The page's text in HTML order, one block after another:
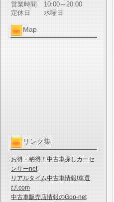
営業時間
10:00～20:00
定休日
水曜日
Map
リンク集
お得・納得！中古車探しカーセ
ンサーnet
リアルタイム中古車情報!車選
び.com
中古車販売店情報のGoo-net